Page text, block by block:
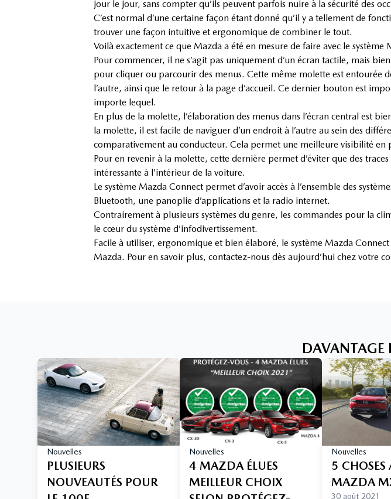
jour le jour, sans compter qu’ils peuvent parfois nuire à la sécurité des
C’est normal d’une certaine façon étant donné qu’il y a tellement de
trouver une façon intuitive et ergonomique de combiner le tout.
Voilà exactement ce que Mazda a été en mesure de faire avec le système
Pour commencer, il ne s’agit pas uniquement d’un écran tactile, mais
pour cliquer ou parcourir des menus. Cette même molette est entourée
l’autre, ainsi que le retour à la page d’accueil. Ce dernier bouton est
importe lequel.
En plus de la molette, l’élaboration des menus dans l’écran central est
la molette, il est facile de naviguer d’un endroit à l’autre au sein des
comparativement au conducteur. Cela permet une meilleure visibilité en
Pour en revenir à la molette, cette dernière permet d’éviter que des
intéressante à l’intérieur de la voiture.
Le système Mazda Connect permet d’avoir accès à l’ensemble des
Bluetooth, une panoplie d’applications et la radio internet.
Contrairement à plusieurs systèmes du genre, les commandes pour la
le cœur du système d’infodivertissement.
Facile à utiliser, ergonomique et bien élaboré, le système Mazda
Mazda. Pour en savoir plus, contactez-nous dès aujourd’hui chez votre
DAVANTAGE
Nouvelles
PLUSIEURS
NOUVEAUTÉS POUR
Nouvelles
4 MAZDA ÉLUES
MEILLEUR CHOIX
Nouvelles
5 CHOSES
MAZDA
30 août 2021